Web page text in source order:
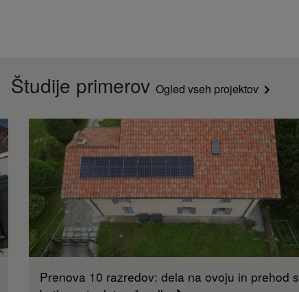
Študije primerov Ogled vseh projektov
Prenova 10 razredov: dela na ovoju in prehod s